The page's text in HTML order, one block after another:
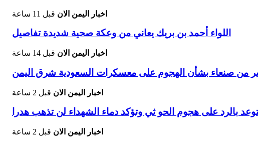
اخبار اليمن الان قبل 11 ساعة
اللواء أحمد بن بريك يعاني من وعكة صحية شديدة تفاصيل
اخبار اليمن الان قبل 14 ساعة
من صنعاء بشأن الهجوم على معسكرات السعودية شرق اليمن
اخبار اليمن الان قبل 2 ساعة
بالرد على هجوم الحو ثي وتؤكد دماء الشهداء لن تذهب هدرا
اخبار اليمن الان قبل 2 ساعة